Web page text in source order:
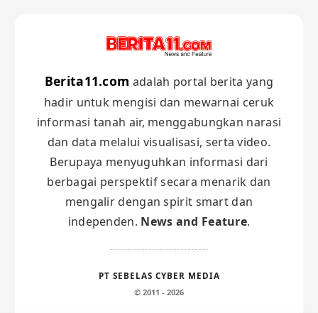
Berita11.com adalah portal berita yang
hadir untuk mengisi dan mewarnai ceruk
informasi tanah air, menggabungkan narasi
dan data melalui visualisasi, serta video.
Berupaya menyuguhkan informasi dari
berbagai perspektif secara menarik dan
mengalir dengan spirit smart dan
independen. News and Feature.
PT SEBELAS CYBER MEDIA
© 2011 - 2026